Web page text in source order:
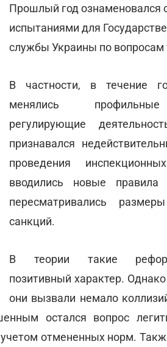
Прошлый год ознаменовался
испытаниями для
службы Украины по вопросам
В частности, в течение
менялись
регулирующие
признавался
проведения
вводились новые правила
пересматривались
санкций.
В теории такие
позитивный характер.
они вызвали немало
остался вопрос
отмененных норм.